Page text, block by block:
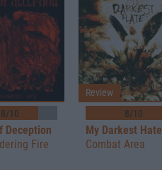
8/10
Deception
Fire
8/10
Review
My Darkest Hate
Combat Area